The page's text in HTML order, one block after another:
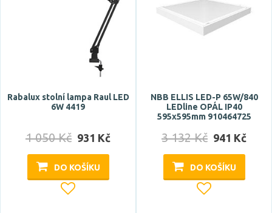
Zdroj světla součástí
ne
Barva
antracit
barevné
Rabalux stolní lampa Raul LED
6W 4419
1 050 Kč 931 Kč
DO KOŠÍKU
NBB ELLIS LED-P 65W/840
LEDline OPÁL IP40
595x595mm 910464725
3 132 Kč 941 Kč
DO KOŠÍKU